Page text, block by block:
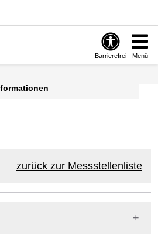
Barrierefrei Menü
zurück zur Messstellenliste